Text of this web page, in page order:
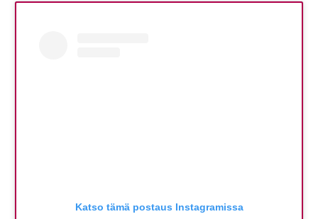
Katso tämä postaus Instagramissa